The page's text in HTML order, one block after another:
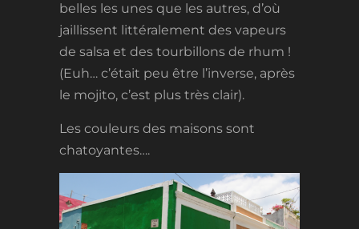
belles les unes que les autres, d’où
jaillissent littéralement des vapeurs
de salsa et des tourbillons de rhum !
(Euh… c’était peu être l’inverse, après
le mojito, c’est plus très clair).
Les couleurs des maisons sont
chatoyantes….